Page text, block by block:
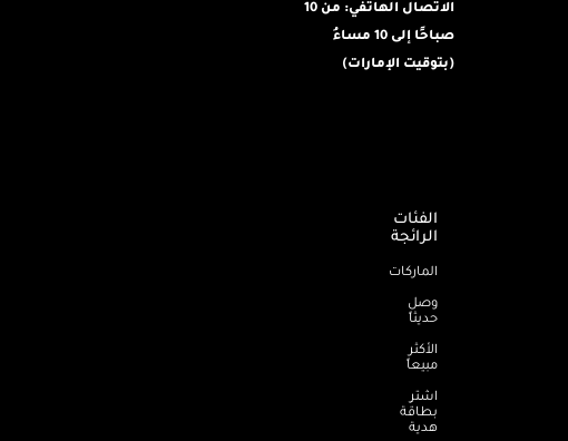
الاتصال الهاتفي: من 10
صباحًا إلى 10 مساءُ
(بتوقيت الإمارات)
الفئات
الرائجة
الماركات
وصل
حديثاً
الأكثر
مبيعاً
اشترِ
بطاقة
هدية